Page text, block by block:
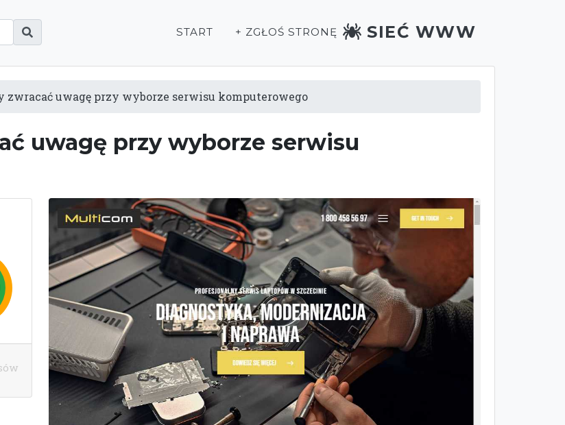
START + ZGŁOŚ STRONĘ SIEĆ WWW
zwracać uwagę przy wyborze serwisu komputerowego
uwagę przy wyborze serwisu